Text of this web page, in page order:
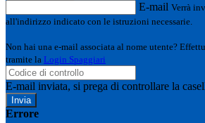
E-mail Verrà
all'indirizzo indicato con le istruzioni necessarie.
Non hai una e-mail associata al nome utente?
tramite la Login Spaggiari
E-mail inviata, si prega di controllare la
Errore